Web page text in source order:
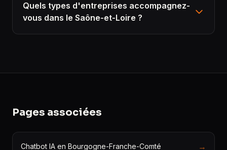
Quels types d'entreprises accompagnez-
vous dans le Saône-et-Loire ?
Pages associées
Chatbot IA en Bourgogne-Franche-Comté →